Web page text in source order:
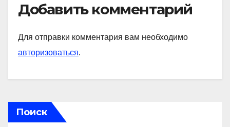
Добавить комментарий
Для отправки комментария вам необходимо
авторизоваться.
Поиск